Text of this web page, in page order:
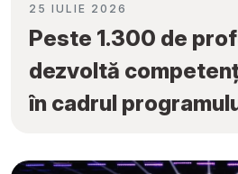
25 IULIE 2026
Peste 1.300 de
dezvoltă
în cadrul